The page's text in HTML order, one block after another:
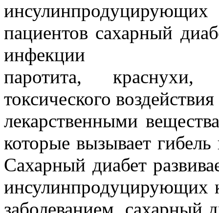
пациентов сахарный
инфекции
паротита,
токсического
лекарственными
которые вызывает
Сахарный диабет
инсулинпродуцирующих